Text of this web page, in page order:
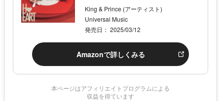
King & Prince (アーティスト)
Universal Music
発売日： 2025/03/12
Amazonで詳しくみる
本ページはアフィリエイトプログラムによる
収益を得ています